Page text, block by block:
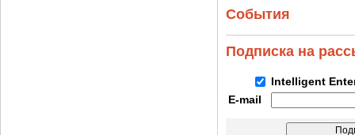
События
Подписка на
Intelligent
E-mail